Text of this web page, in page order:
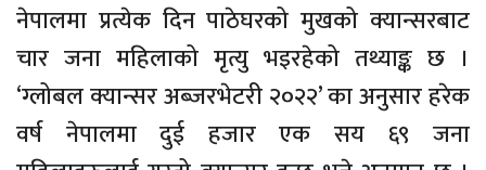
नेपालमा प्रत्येक दिन पाठेघरको मुखको क्यान्सरबाट
चार जना महिलाको मृत्यु भइरहेको तथ्याङ्क छ ।
‘ग्लोबल क्यान्सर अब्जरभेटरी २०२२’ का अनुसार हरेक
वर्ष नेपालमा दुई हजार एक सय ६९ जना